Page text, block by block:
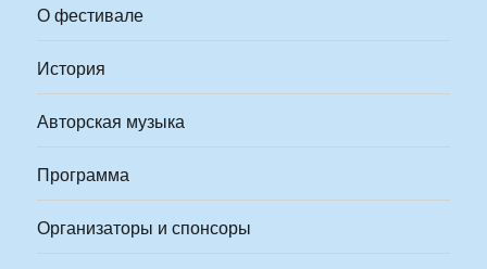
О фестивале
История
Авторская музыка
Программа
Организаторы и спонсоры